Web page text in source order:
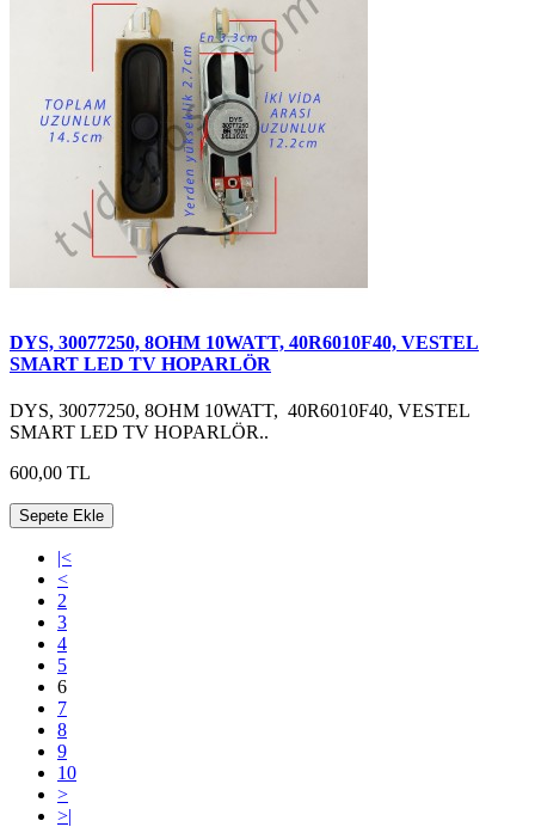
DYS, 30077250, 8OHM 10WATT, 40R6010F40, VESTEL
SMART LED TV HOPARLÖR
DYS, 30077250, 8OHM 10WATT, 40R6010F40, VESTEL
SMART LED TV HOPARLÖR..
600,00 TL
Sepete Ekle
|<
<
2
3
4
5
6
7
8
9
10
>
>|